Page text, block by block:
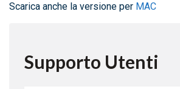
Scarica anche la versione per MAC
Supporto Utenti